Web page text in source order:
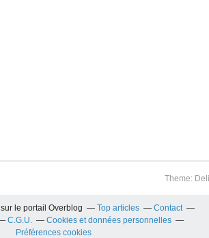
Theme:
sur le portail Overblog Top articles
Contact
C.G.U.
Cookies et données personnelles
Préférences cookies